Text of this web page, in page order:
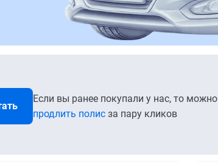
Если вы ранее покупали у нас, то можно
продлить полис за пару кликов